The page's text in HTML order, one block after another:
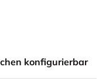
konfigurierbar